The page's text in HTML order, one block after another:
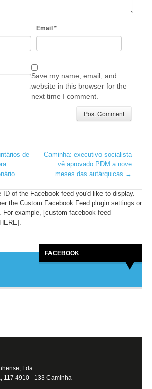
Email *
Save my name, email, and
website in this browser for the
next time I comment.
de
Caminha: executivo socialista
vê aprovado PDM a nove
meses das autárquicas →
ID of the Facebook feed you'd like to display.
the Custom Facebook Feed plugin settings or
example, [custom-facebook-feed
FACEBOOK
Lda.
117 4910 - 133 Caminha